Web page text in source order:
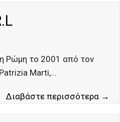
Ρώμη το 2001 από τον
Marti,...
Διαβάστε περισσότερα →